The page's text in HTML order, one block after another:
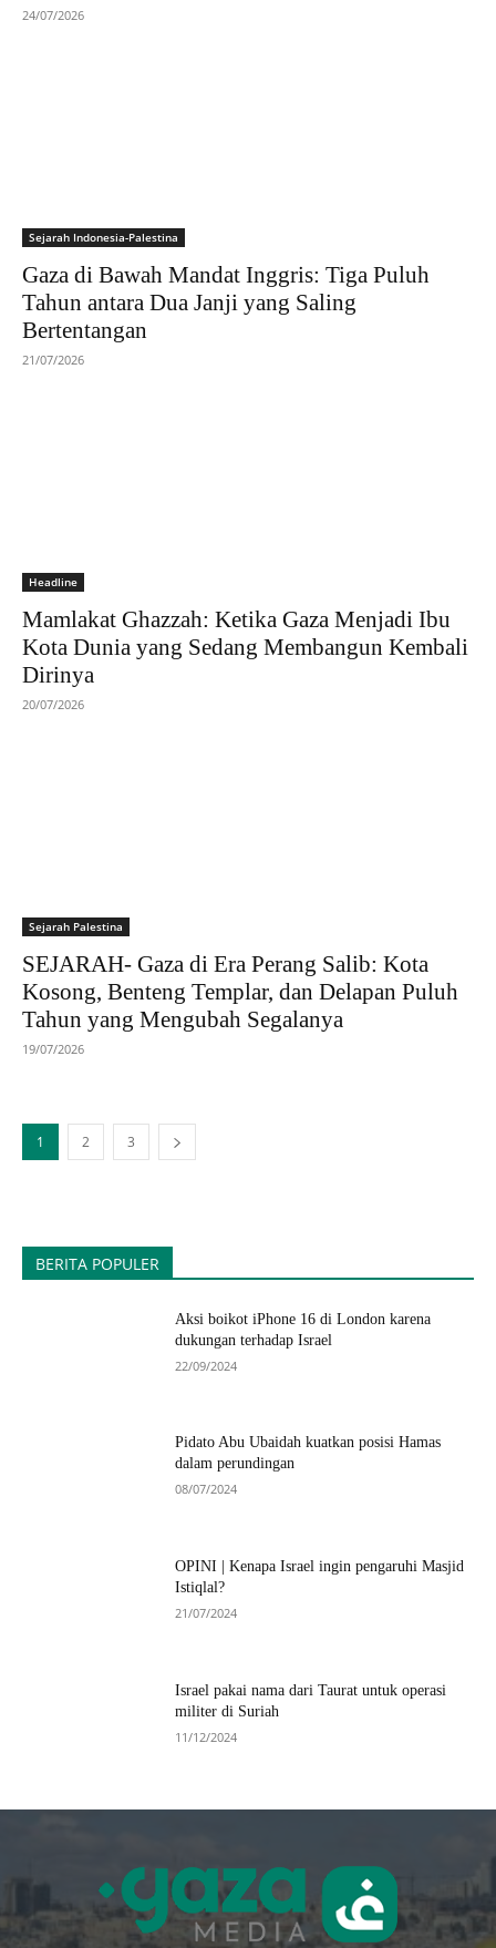
24/07/2026
Sejarah Indonesia-Palestina
Gaza di Bawah Mandat Inggris: Tiga Puluh
Tahun antara Dua Janji yang Saling
Bertentangan
21/07/2026
Headline
Mamlakat Ghazzah: Ketika Gaza Menjadi Ibu
Kota Dunia yang Sedang Membangun Kembali
Dirinya
20/07/2026
Sejarah Palestina
SEJARAH- Gaza di Era Perang Salib: Kota
Kosong, Benteng Templar, dan Delapan Puluh
Tahun yang Mengubah Segalanya
19/07/2026
1 2 3
BERITA POPULER
Aksi boikot iPhone 16 di London karena
dukungan terhadap Israel
22/09/2024
Pidato Abu Ubaidah kuatkan posisi Hamas
dalam perundingan
08/07/2024
OPINI | Kenapa Israel ingin pengaruhi Masjid
Istiqlal?
21/07/2024
Israel pakai nama dari Taurat untuk operasi
militer di Suriah
11/12/2024